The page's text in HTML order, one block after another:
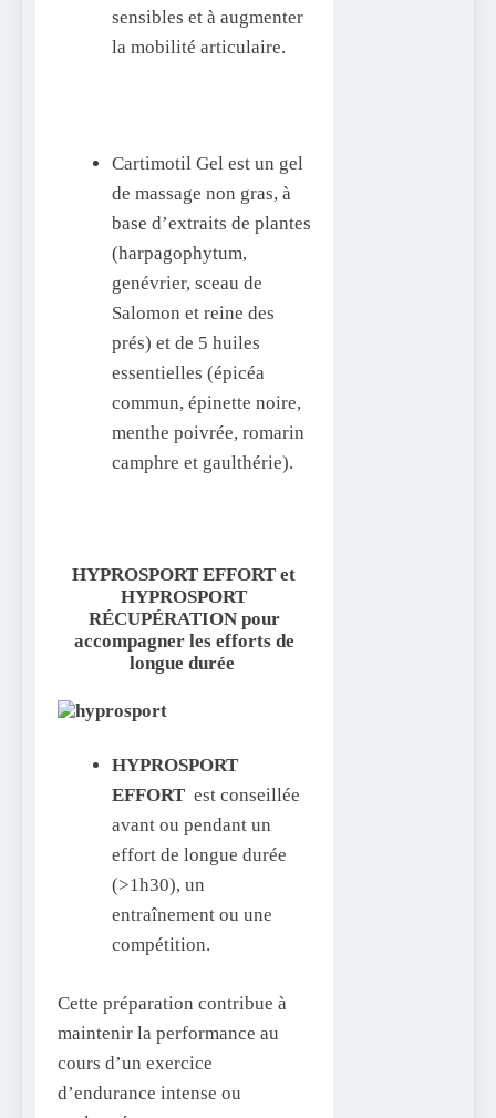
sensibles et à augmenter
la mobilité articulaire.
Cartimotil Gel est un gel
de massage non gras, à
base d’extraits de plantes
(harpagophytum,
genévrier, sceau de
Salomon et reine des
prés) et de 5 huiles
essentielles (épicéa
commun, épinette noire,
menthe poivrée, romarin
camphre et gaulthérie).
HYPROSPORT EFFORT et
HYPROSPORT
RÉCUPÉRATION pour
accompagner les efforts de
longue durée
HYPROSPORT
EFFORT est conseillée
avant ou pendant un
effort de longue durée
(>1h30), un
entraînement ou une
compétition.
Cette préparation contribue à
maintenir la performance au
cours d’un exercice
d’endurance intense ou